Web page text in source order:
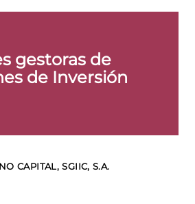
gestoras de
de Inversión
CAPITAL, SGIIC, S.A.